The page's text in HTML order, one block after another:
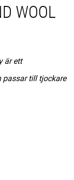
WOOL
är ett
till tjockare